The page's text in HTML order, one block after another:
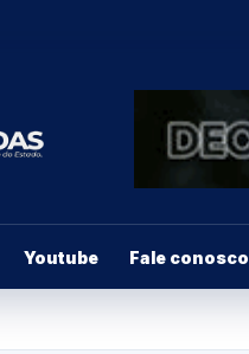
Youtube Fale conosco